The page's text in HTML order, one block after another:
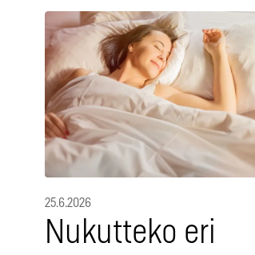
25.6.2026
Nukutteko eri